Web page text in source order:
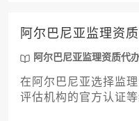
功案例、服务透明度
企业提供切实可行的
阿尔巴尼亚监理资
阿尔巴尼亚监理资质代
在阿尔巴尼亚选择监
评估机构的官方认证